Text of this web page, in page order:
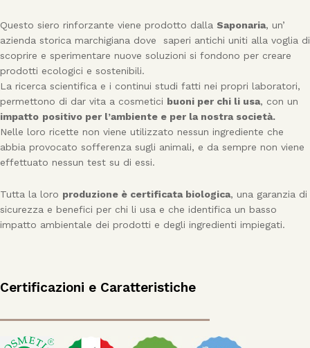
Questo siero rinforzante viene prodotto dalla Saponaria, un’
azienda storica marchigiana dove saperi antichi uniti alla voglia di
scoprire e sperimentare nuove soluzioni si fondono per creare
prodotti ecologici e sostenibili.
La ricerca scientifica e i continui studi fatti nei propri laboratori,
permettono di dar vita a cosmetici buoni per chi li usa, con un
impatto positivo per l’ambiente e per la nostra società.
Nelle loro ricette non viene utilizzato nessun ingrediente che
abbia provocato sofferenza sugli animali, e da sempre non viene
effettuato nessun test su di essi.
Tutta la loro produzione è certificata biologica, una garanzia di
sicurezza e benefici per chi li usa e che identifica un basso
impatto ambientale dei prodotti e degli ingredienti impiegati.
Certificazioni e Caratteristiche